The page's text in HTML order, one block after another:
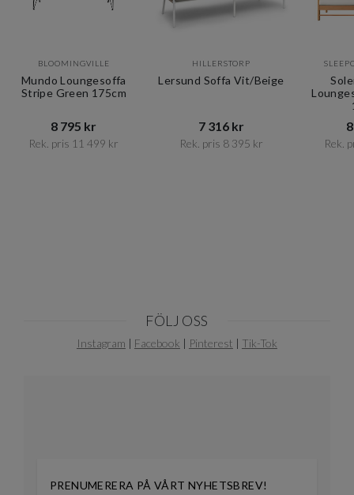
BLOOMINGVILLE
Mundo Loungesoffa
Stripe Green 175cm
8 795 kr​​
Rek. pris 11 499 kr​​
HILLERSTORP
Lersund Soffa Vit/Beige
7 316 kr​​
Rek. pris 8 395 kr​​
Rek.
FÖLJ OSS
Instagram | Facebook | Pinterest | Tik-Tok
PRENUMERERA PÅ VÅRT NYHETSBREV!